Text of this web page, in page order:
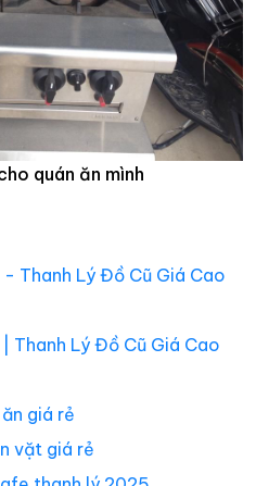
quán ăn mình
Thanh Lý Đồ Cũ Giá Cao
Thanh Lý Đồ Cũ Giá Cao
giá rẻ
vặt giá rẻ